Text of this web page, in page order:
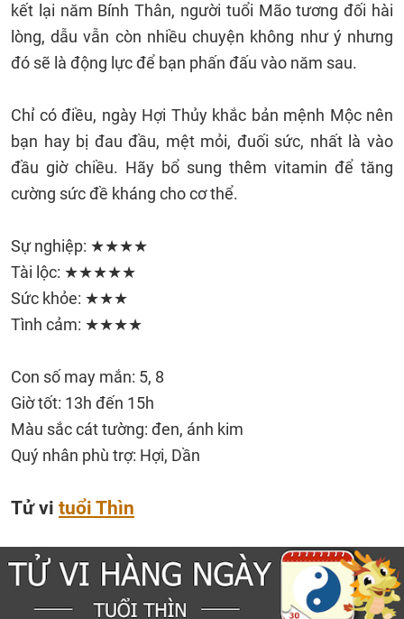
kết lại năm Bính Thân, người tuổi Mão tương đối hài
lòng, dẫu vẫn còn nhiều chuyện không như ý nhưng
đó sẽ là động lực để bạn phấn đấu vào năm sau.
Chỉ có điều, ngày Hợi Thủy khắc bản mệnh Mộc nên
bạn hay bị đau đầu, mệt mỏi, đuối sức, nhất là vào
đầu giờ chiều. Hãy bổ sung thêm vitamin để tăng
cường sức đề kháng cho cơ thể.
Sự nghiệp: ★★★★
Tài lộc: ★★★★★
Sức khỏe: ★★★
Tình cảm: ★★★★
Con số may mắn: 5, 8
Giờ tốt: 13h đến 15h
Màu sắc cát tường: đen, ánh kim
Quý nhân phù trợ: Hợi, Dần
Tử vi tuổi Thìn